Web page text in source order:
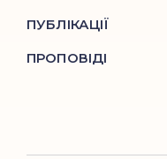
ПУБЛІКАЦІЇ
ПРОПОВІДІ